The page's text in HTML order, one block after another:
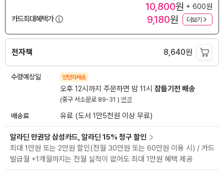
10,800원 + 600원
카드최대혜택가
9,180원 더보기
전자책 8,640원
수령예상일 양탄자배송
오후 12시까지 주문하면 밤 11시 잠들기전 배송
(중구 서소문로 89-31 ) 변경
배송료 유료 (도서 1만5천원 이상 무료)
알라딘 만권당 삼성카드, 알라딘 15% 청구 할인
최대 1만원 또는 2만원 할인(전월 30만원 또는 60만원 이용 시) / 카드
발급월 +1개월까지는 전월 실적이 없어도 최대 1만원 혜택 제공